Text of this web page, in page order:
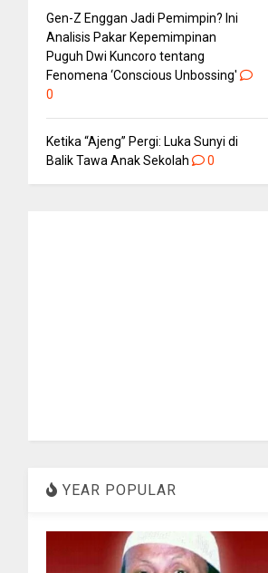
Gen-Z Enggan Jadi Pemimpin? Ini
Analisis Pakar Kepemimpinan
Puguh Dwi Kuncoro tentang
Fenomena ‘Conscious Unbossing'
0
Ketika “Ajeng” Pergi: Luka Sunyi di
Balik Tawa Anak Sekolah
0
YEAR POPULAR